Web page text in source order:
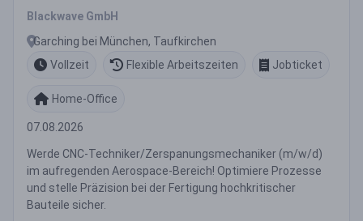
Blackwave GmbH
Garching bei München, Taufkirchen
Vollzeit
Flexible Arbeitszeiten Jobticket
Home-Office
07.08.2026
Werde CNC-Techniker/Zerspanungsmechaniker (m/w/d)
im aufregenden Aerospace-Bereich! Optimiere Prozesse
und stelle Präzision bei der Fertigung hochkritischer
Bauteile sicher.